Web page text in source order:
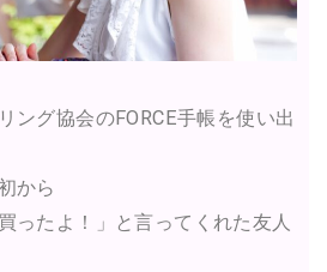
ング協会のFORCE手帳を使い出
から
たよ！」と言ってくれた友人